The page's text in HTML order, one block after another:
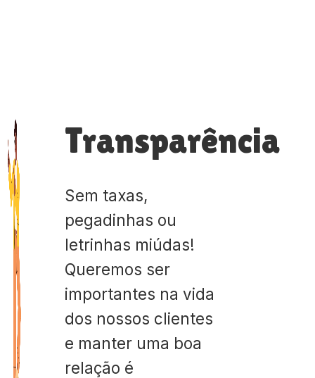
Transparência
Sem taxas,
pegadinhas ou
letrinhas miúdas!
Queremos ser
importantes na vida
dos nossos clientes
e manter uma boa
relação é